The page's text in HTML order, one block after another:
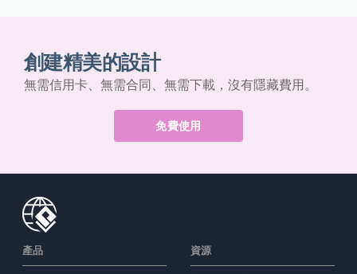
創建精美的設計
無需信用卡、無需合同、無需下載，沒有隱藏費用。
免費使用
產品 資源